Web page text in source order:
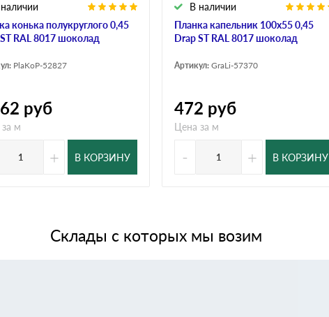
конька полукруглого 0,45
RAL 8017 шоколад
PlaKoP-52827
руб
м
+ В КОРЗИНУ
Планка капельник 100х55 0,45
Drap ST RAL 8017 шоколад
В наличии
Артикул: GraLi-57370
472 руб
Цена за м
- + В КОРЗИНУ
Склады с которых мы возим